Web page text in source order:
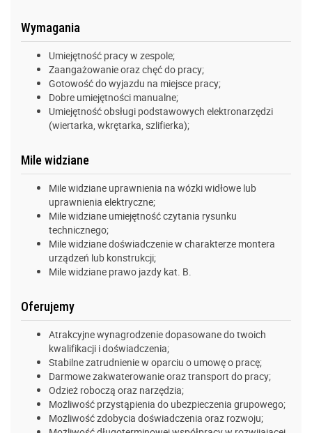
Wymagania
Umiejętność pracy w zespole;
Zaangażowanie oraz chęć do pracy;
Gotowość do wyjazdu na miejsce pracy;
Dobre umiejętności manualne;
Umiejętność obsługi podstawowych elektronarzędzi
(wiertarka, wkrętarka, szlifierka);
Mile widziane
Mile widziane uprawnienia na wózki widłowe lub
uprawnienia elektryczne;
Mile widziane umiejętność czytania rysunku
technicznego;
Mile widziane doświadczenie w charakterze montera
urządzeń lub konstrukcji;
Mile widziane prawo jazdy kat. B.
Oferujemy
Atrakcyjne wynagrodzenie dopasowane do twoich
kwalifikacji i doświadczenia;
Stabilne zatrudnienie w oparciu o umowę o pracę;
Darmowe zakwaterowanie oraz transport do pracy;
Odzież roboczą oraz narzędzia;
Możliwość przystąpienia do ubezpieczenia grupowego;
Możliwość zdobycia doświadczenia oraz rozwoju;